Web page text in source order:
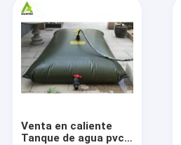
Venta en caliente
Tanque de agua pvc